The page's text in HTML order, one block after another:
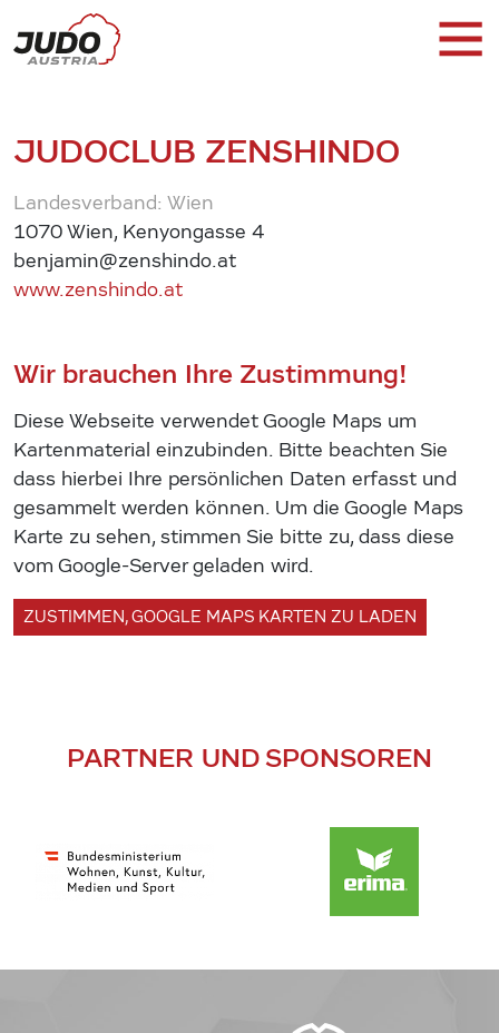
JUDOCLUB ZENSHINDO
Landesverband: Wien
1070 Wien, Kenyongasse 4
benjamin@zenshindo.at
www.zenshindo.at
Wir brauchen Ihre Zustimmung!
Diese Webseite verwendet Google Maps um
Kartenmaterial einzubinden. Bitte beachten Sie
dass hierbei Ihre persönlichen Daten erfasst und
gesammelt werden können. Um die Google Maps
Karte zu sehen, stimmen Sie bitte zu, dass diese
vom Google-Server geladen wird.
ZUSTIMMEN, GOOGLE MAPS KARTEN ZU LADEN
PARTNER UND SPONSOREN